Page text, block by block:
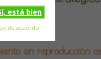
está bien
de acuerdo
en reproducción